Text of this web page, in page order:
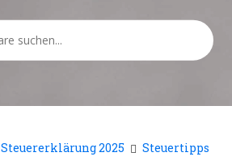
Steuererklärung 2025
Steuertipps